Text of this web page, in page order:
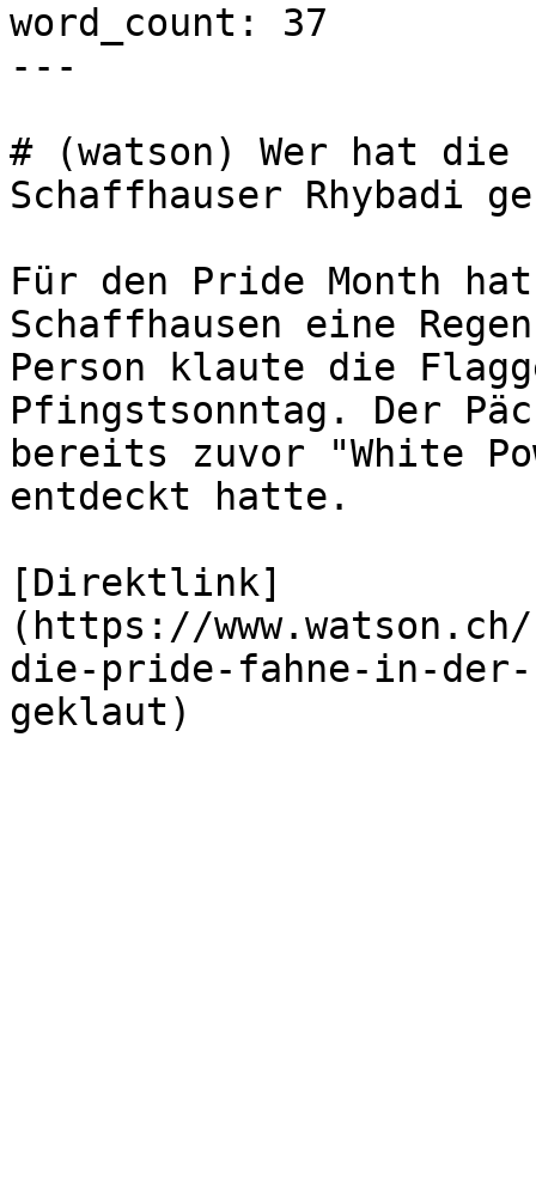
word_count: 37
---
# (watson) Wer hat die
Schaffhauser Rhybadi
Für den Pride Month
Schaffhausen eine
Person klaute die
Pfingstsonntag. Der
bereits zuvor "White
entdeckt hatte.
[Direktlink]
(https://
die-pride-fahne-in-
geklaut)